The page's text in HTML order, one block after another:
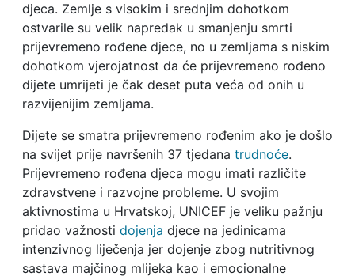
djeca. Zemlje s visokim i srednjim dohotkom
ostvarile su velik napredak u smanjenju smrti
prijevremeno rođene djece, no u zemljama s niskim
dohotkom vjerojatnost da će prijevremeno rođeno
dijete umrijeti je čak deset puta veća od onih u
razvijenijim zemljama.
Dijete se smatra prijevremeno rođenim ako je došlo
na svijet prije navršenih 37 tjedana trudnoće.
Prijevremeno rođena djeca mogu imati različite
zdravstvene i razvojne probleme. U svojim
aktivnostima u Hrvatskoj, UNICEF je veliku pažnju
pridao važnosti dojenja djece na jedinicama
intenzivnog liječenja jer dojenje zbog nutritivnog
sastava majčinog mlijeka kao i emocionalne